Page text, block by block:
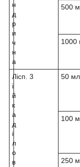
н
д
р
и
ч
н
а
500
1000
Л
і
й
к
а
д
і
л
о
в
ісп. 3 50 мл
100
250